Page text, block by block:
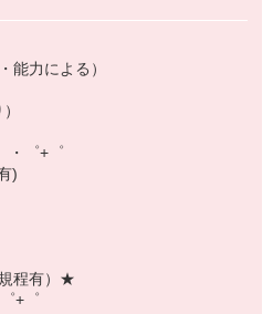
・加工・組立・検査
イリスト・エステ
別指導塾・人材紹介
グ・官公庁案件
ン面接OK！
対応。
KDDI/softbank(ソフトバンク)など
バイル、UQなど格安スマホまで幅
能力による）
・゜+゜
)
程有）★
+゜